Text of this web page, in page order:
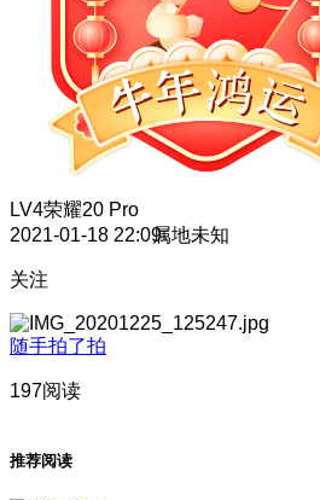
LV4荣耀20 Pro
2021-01-18 22:09属地未知
关注
随手拍了拍
197阅读
推荐阅读